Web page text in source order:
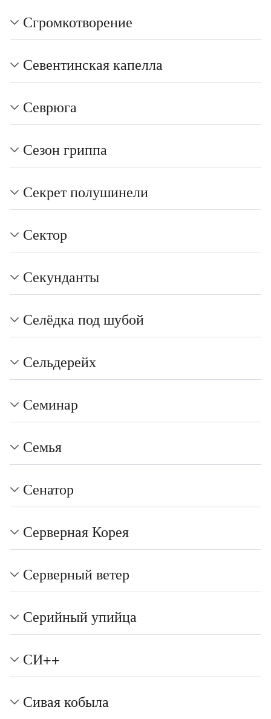
Сгромкотворение
Севентинская капелла
Севрюга
Сезон гриппа
Секрет полушинели
Сектор
Секунданты
Селёдка под шубой
Сельдерейх
Семинар
Семья
Сенатор
Серверная Корея
Серверный ветер
Серийный упийца
СИ++
Сивая кобыла